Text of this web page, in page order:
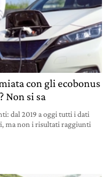
con gli ecobonus
Non si sa
dal 2019 a oggi tutti i dati
ma non i risultati raggiunti